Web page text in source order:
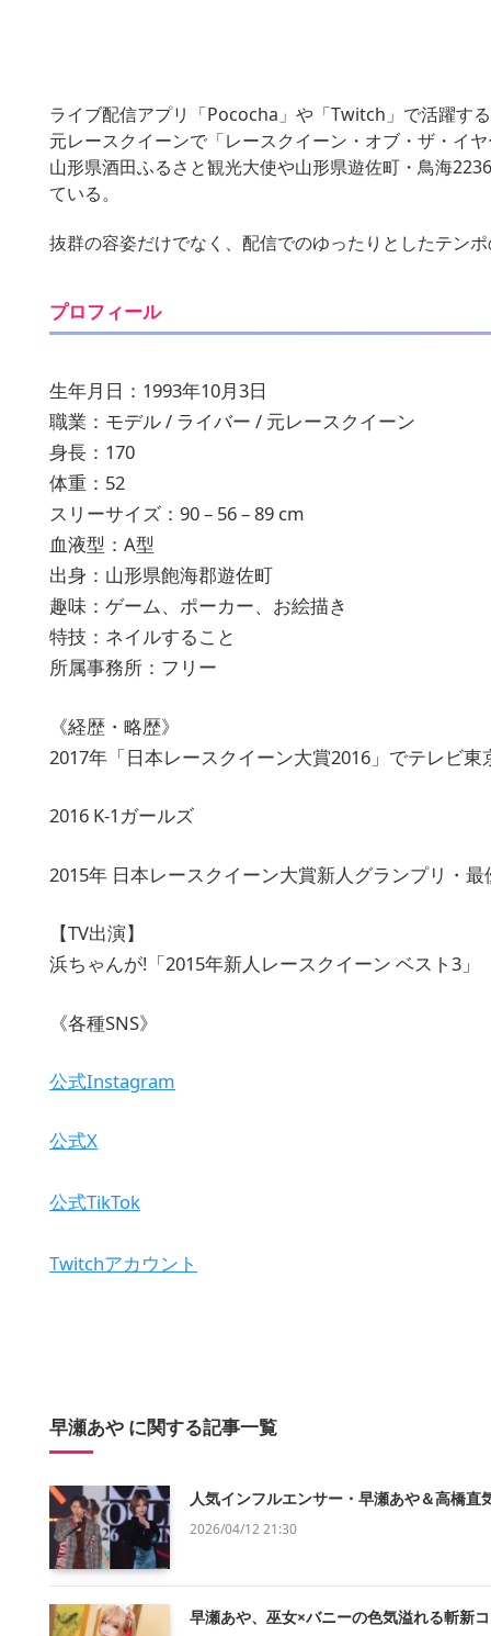
ライブ配信アプリ「Pococha」や「Twitch」で活躍する
元レースクイーンで「レースクイーン・オブ・ザ・イ
山形県酒田ふるさと観光大使や山形県遊佐町・鳥海
ている。
抜群の容姿だけでなく、配信でのゆったりとしたテン
プロフィール
生年月日：1993年10月3日
職業：モデル / ライバー / 元レースクイーン
身長：170
体重：52
スリーサイズ：90 – 56 – 89 cm
血液型：A型
出身：山形県飽海郡遊佐町
趣味：ゲーム、ポーカー、お絵描き
特技：ネイルすること
所属事務所：フリー
《経歴・略歴》
2017年「日本レースクイーン大賞2016」でテレビ東
2016 K-1ガールズ
2015年 日本レースクイーン大賞新人グランプリ・
【TV出演】
浜ちゃんが!「2015年新人レースクイーン ベスト3」
《各種SNS》
公式Instagram
公式X
公式TikTok
Twitchアカウント
早瀬あや に関する記事一覧
人気インフルエンサー・早瀬あや＆高橋
2026/04/12 21:30
早瀬あや、巫女×バニーの色気溢れる斬新